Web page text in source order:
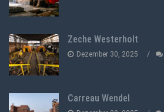
Zeche Westerholt
Dezember 30, 2025
Carreau Wendel